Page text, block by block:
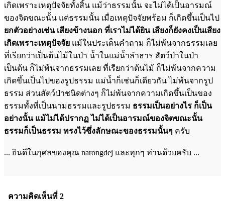
เกิดเพราะเหตุปัจจัยทั้งสิ้น แม้ว่าธรรมนั้น จะไม่ได้เป็นอารมณ์
ของจิตขณะนั้น แต่ธรรมนั้น เมื่อเหตุปัจจัยพร้อม ก็เกิดขึ้นเป็นไป
ยกตัวอย่างเช่น เสียงข้างนอก ที่เราไม่ได้ยิน เสียงก็ยังคงเป็นเสียง
เกิดเพราะเหตุปัจจัย แม้ในประเด็นคำถาม ก็ไม่พ้นจากธรรมเลย
ที่เรียกว่าเป็นต้นไม้ในป่า น้ำในแม่น้ำลำธาร สัตว์ป่าในป่า
เป็นต้น ก็ไม่พ้นจากธรรมเลย ที่เรียกว่าต้นไม้ ก็ไม่พ้นจากความ
เกิดขึ้นเป็นไปของรูปธรรม แม่น้ำก็เช่นก็เดียวกัน ไม่พ้นจากรูป
ธรรม ส่วนสัตว์ป่าชนิดต่างๆ ก็ไม่พ้นจากความเกิดขึ้นเป็นของ
ธรรมทั้งที่เป็นนามธรรมและรูปธรรม ธรรมเป็นอย่างไร ก็เป็น
อย่างนั้น แม้ไม่ได้ปรากฏ ไม่ได้เป็นอารมณ์ของจิตขณะนั้น
ธรรมก็เป็นธรรม ทรงไว้ซึ่งลักษณะของธรรมนั้นๆ ครับ
... ยินดีในกุศลของคุณ narongdej และทุกๆ ท่านด้วยครับ ...
ความคิดเห็นที่ 2